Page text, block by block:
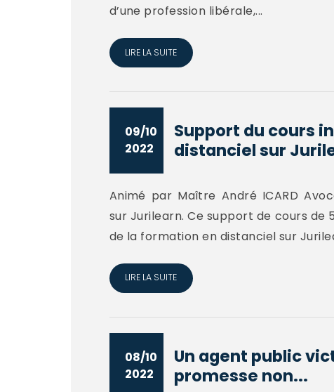
d’une profession libérale,...
LIRE LA SUITE
09/10
2022
Support du cours
distanciel sur
Animé par Maître André ICARD
sur Jurilearn. Ce support de cours de
de la formation en distanciel sur
LIRE LA SUITE
08/10
2022
Un agent public
promesse non...